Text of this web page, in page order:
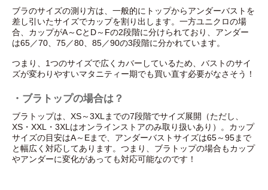
ブラのサイズの測り方は、一般的にトップからアンダーバストを
差し引いたサイズでカップを割り出します。一方ユニクロの場
合、カップがA～CとD～Fの2段階に分けられており、アンダー
は65／70、75／80、85／90の3段階に分かれています。
つまり、1つのサイズで広くカバーしているため、バストのサイ
ズが変わりやすいマタニティー期でも買い直す必要がなさそう！
・ブラトップの場合は？
ブラトップは、XS～3XLまでの7段階でサイズ展開（ただし、
XS・XXL・3XLはオンラインストアのみ取り扱いあり）。カップ
サイズの目安はA～Eまで、アンダーバストサイズは65～95まで
と幅広く対応してあります。つまり、ブラトップの場合もカップ
やアンダーに変化があっても対応可能なのです！